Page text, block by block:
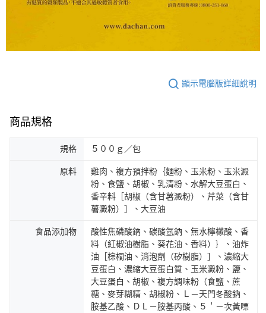
顯示電腦版詳細說明
商品規格
規格 ５００ｇ／包
原料
雞肉、複方預拌粉｛麵粉、玉米粉、玉米澱
粉、食鹽、胡椒、乳清粉、水解大豆蛋白、
香辛料［胡椒（含甘薯澱粉）、芹菜（含甘
薯澱粉）］、大豆油
食品添加物
酸性焦磷酸鈉、碳酸氫鈉、無水檸檬酸、香
料（紅椒油樹脂、葵花油、香料）｝、油炸
油［棕櫚油、消泡劑（矽樹脂）］、濃縮大
豆蛋白、濃縮大豆蛋白質、玉米澱粉、鹽、
大豆蛋白、胡椒、複方調味粉（食鹽、蔗
糖、麥芽糊精、胡椒粉、Ｌ－天門冬酸鈉、
胺基乙酸、ＤＬ－胺基丙酸、５＇－次黃嘌